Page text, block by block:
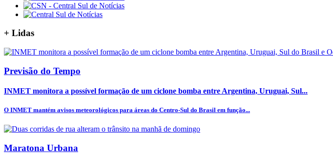
+ Lidas
Previsão do Tempo
INMET monitora a possível formação de um ciclone bomba entre Argentina, Uruguai, Sul...
O INMET mantém avisos meteorológicos para áreas do Centro-Sul do Brasil em função...
Maratona Urbana